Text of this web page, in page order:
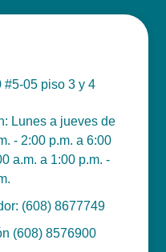
#5-05 piso 3 y 4
Lunes a jueves de
- 2:00 p.m. a 6:00
a.m. a 1:00 p.m. -
(608) 8677749
(608) 8576900